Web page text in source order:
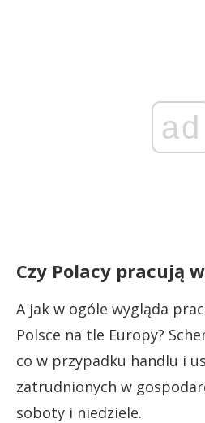
ad
Czy Polacy pracują
A jak w ogóle wygląda
Polsce na tle Europy?
co w przypadku handlu i
zatrudnionych w
soboty i niedziele.